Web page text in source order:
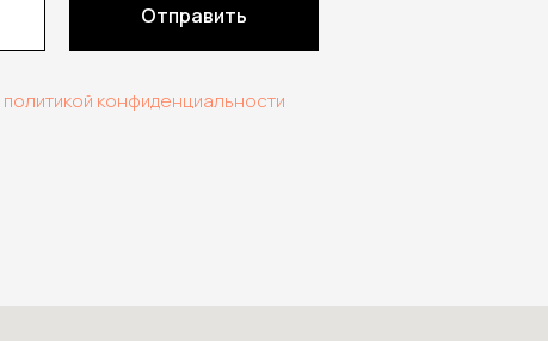
Отправить
политикой конфиденциальности